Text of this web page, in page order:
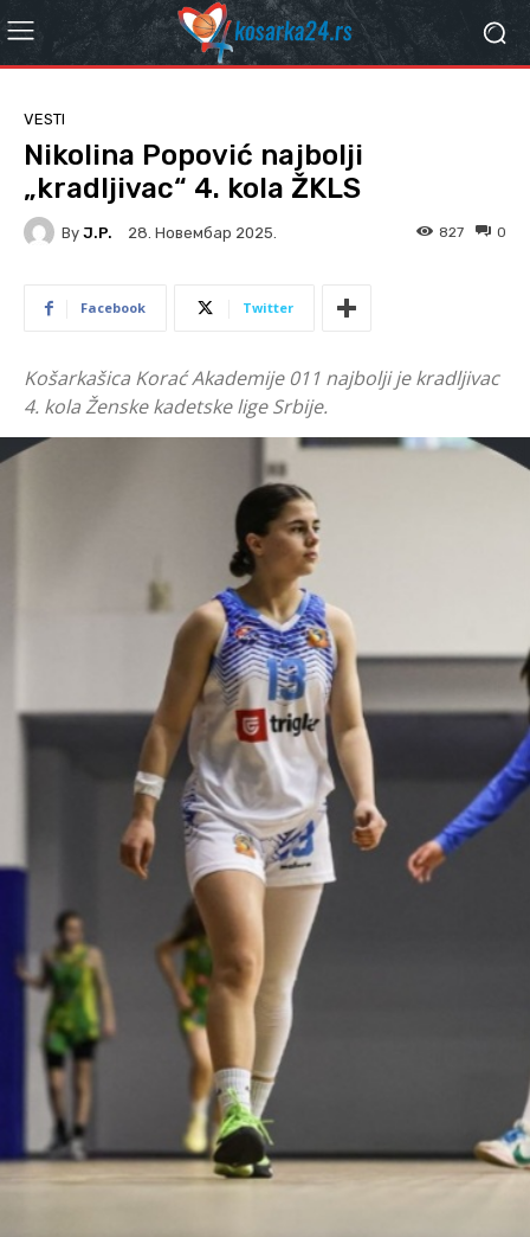
VESTI
Nikolina Popović najbolji
„kradljivac“ 4. kola ŽKLS
By J.P. 28. Новембар 2025. 0
827
Facebook Twitter
Košarkašica Korać Akademije 011 najbolji je kradljivac
4. kola Ženske kadetske lige Srbije.